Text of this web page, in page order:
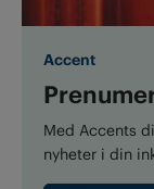
Accent
Med Accents
nyheter i din